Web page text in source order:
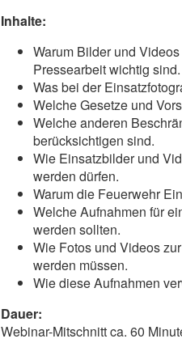
Inhalte:
Warum Bilder und
Pressearbeit wichtig sind.
Was bei der
Welche Gesetze und
Welche anderen
berücksichtigen sind.
Wie Einsatzbilder und
werden dürfen.
Warum die Feuerwehr
Welche Aufnahmen für
werden sollten.
Wie Fotos und Videos
werden müssen.
Wie diese Aufnahmen
Dauer:
Webinar-Mitschnitt ca. 60